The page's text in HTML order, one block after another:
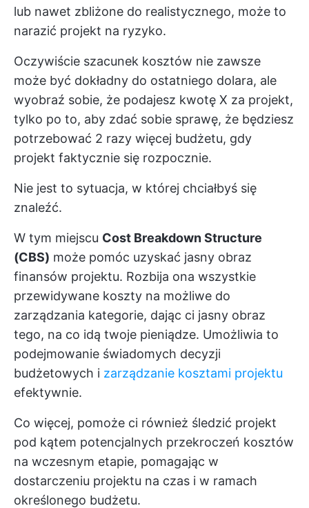
lub nawet zbliżone do realistycznego, może to
narazić projekt na ryzyko.
Oczywiście szacunek kosztów nie zawsze
może być dokładny do ostatniego dolara, ale
wyobraź sobie, że podajesz kwotę X za projekt,
tylko po to, aby zdać sobie sprawę, że będziesz
potrzebować 2 razy więcej budżetu, gdy
projekt faktycznie się rozpocznie.
Nie jest to sytuacja, w której chciałbyś się
znaleźć.
W tym miejscu Cost Breakdown Structure
(CBS) może pomóc uzyskać jasny obraz
finansów projektu. Rozbija ona wszystkie
przewidywane koszty na możliwe do
zarządzania kategorie, dając ci jasny obraz
tego, na co idą twoje pieniądze. Umożliwia to
podejmowanie świadomych decyzji
budżetowych i zarządzanie kosztami projektu
efektywnie.
Co więcej, pomoże ci również śledzić projekt
pod kątem potencjalnych przekroczeń kosztów
na wczesnym etapie, pomagając w
dostarczeniu projektu na czas i w ramach
określonego budżetu.